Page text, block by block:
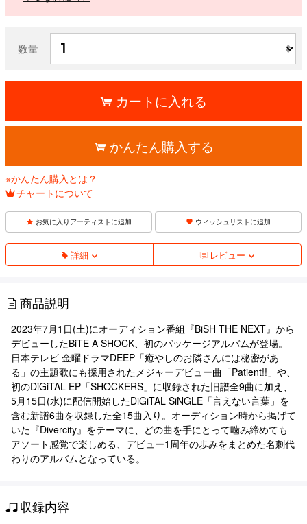
数量
カートに入れる
かんたん購入する
※かんたん購入とは？
チャートについて
お気に入りアーティストに追加 ウィッシュリストに追加
詳細 レビュー
商品説明
2023年7月1日(土)にオーディション番組『BiSH THE NEXT』から
デビューしたBiTE A SHOCK、初のパッケージアルバムが登場。
日本テレビ 金曜ドラマDEEP「癒やしのお隣さんには秘密があ
る」の主題歌にも採用されたメジャーデビュー曲「Patient!!」や、
初のDiGiTAL EP「SHOCKERS」に収録された旧譜全9曲に加え、
5月15日(水)に配信開始したDiGiTAL SiNGLE「言えない言葉」を
含む新譜6曲を収録した全15曲入り。オーディション時から掲げて
いた『Divercity』をテーマに、どの曲を手にとって噛み締めても
アソート感覚で楽しめる、デビュー1周年の歩みをまとめた名刺代
わりのアルバムとなっている。
収録内容